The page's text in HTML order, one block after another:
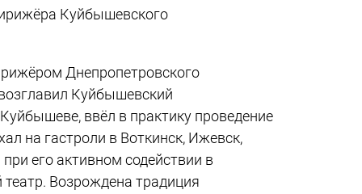
Куйбышевского
Днепропетровского
Куйбышевский
ввёл в практику проведение
на гастроли в Воткинск, Ижевск,
его активном содействии в
Возрождена традиция